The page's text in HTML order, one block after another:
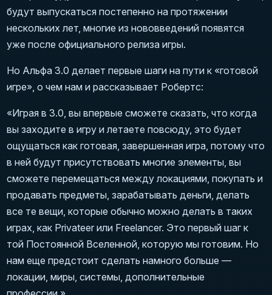
будут выпускаться постепенно на протяжении
нескольких лет, многие из нововведений появятся
уже после официального релиза игры.
Но Альфа 3.0 делает первые шаги на пути к «готовой
игре», о чем нам и рассказывает Робертс:
«Играя в 3.0, вы впервые сможете сказать, что когда
вы заходите в игру и летаете повсюду, это будет
ощущаться как готовая, завершенная игра, потому что
в ней будут присутствовать многие элементы, вы
сможете перемещаться между локациями, покупать и
продавать предметы, зарабатывать деньги, делать
все те вещи, которые обычно можно делать в таких
играх, как Privateer или Freelancer. Это первый шаг к
той Постоянной Вселенной, которую мы готовим. Но
нам еще предстоит сделать намного больше —
локации, миры, системы, дополнительные